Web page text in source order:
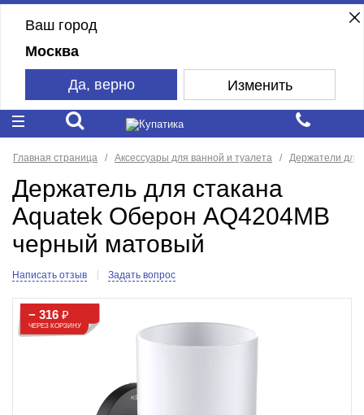
Ваш город
Москва
Да, верно Изменить
Главная страница Аксессуары для ванной и туалета Держатели для
Держатель для стакана
Aquatek Оберон AQ4204MB
черный матовый
Написать отзыв Задать вопрос
− 316₽
ЧЕРЕЗ КОРЗИНУ